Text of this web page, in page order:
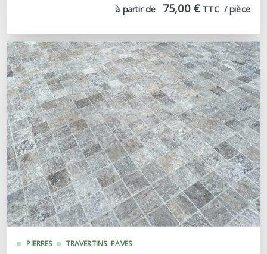
à partir de 75,00 € TTC  / pièce
PIERRES TRAVERTINS PAVES